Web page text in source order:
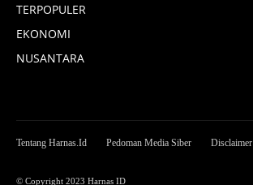
TERPOPULER
EKONOMI
NUSANTARA
Tentang Harnas.Id Pedoman Media Siber Disclaimer
© Copyright 2023 Harnas ID